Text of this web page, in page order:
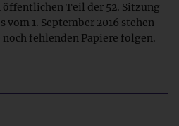
öffentlichen Teil der 52. Sitzung
vom 1. September 2016 stehen
fehlenden Papiere folgen.